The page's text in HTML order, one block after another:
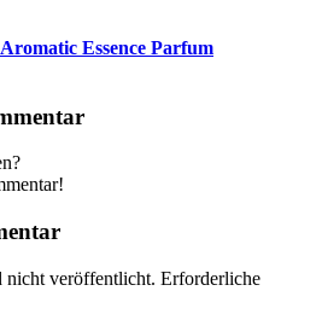
Essence Parfum
veröffentlicht. Erforderliche